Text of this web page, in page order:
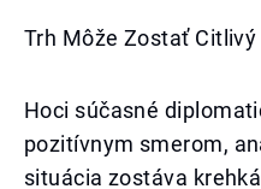
Trh Môže Zostať Citlivý
Hoci súčasné
pozitívnym smerom,
situácia zostáva